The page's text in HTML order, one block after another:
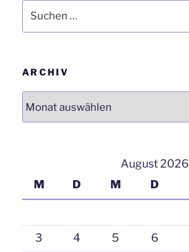
nach:
ARCHIV
August 2026
M
D M D
3
4 5 6